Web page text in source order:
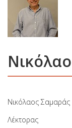
Νικόλαος Σαμαράς
Λέκτορας